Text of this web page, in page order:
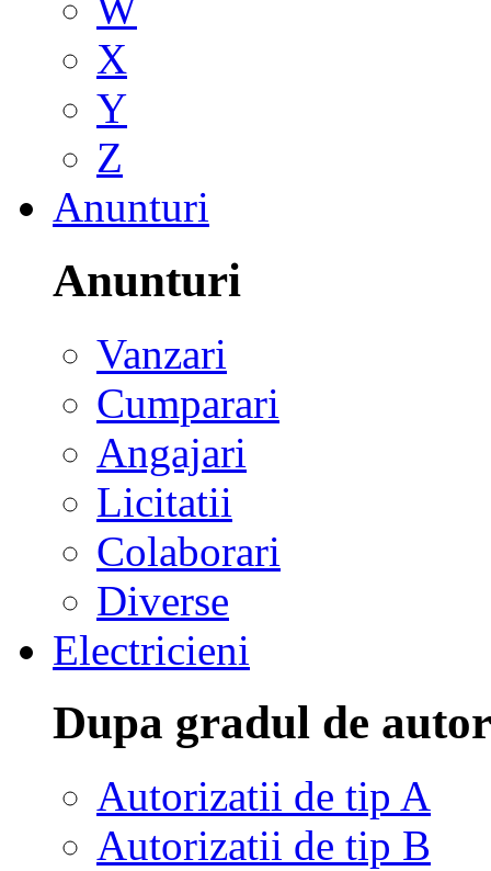
X
Y
Z
Anunturi
Anunturi
Vanzari
Cumparari
Angajari
Licitatii
Colaborari
Diverse
Electricieni
Dupa gradul de
Autorizatii de tip A
Autorizatii de tip B